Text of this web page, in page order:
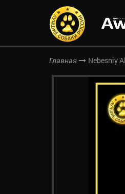
Главная Nebesniy